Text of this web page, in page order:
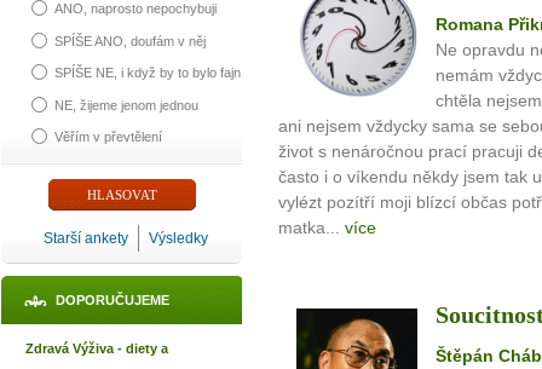
ANO, naprosto nepochybuji
SPÍŠE ANO, doufám v něj
SPÍŠE NE, i když by to bylo fajn
NE, žijeme jenom jednou
Věřím v převtělení
Starší ankety Výsledky
DOPORUČUJEME
Zdravá Výživa - diety a
Romana
Ne opravdu
nemám
chtěla
ani nejsem vždycky sama se
život s nenáročnou prací pracuji
často i o víkendu někdy jsem tak
vylézt pozítří moji blízcí občas
matka... více
Štěpán Cháb